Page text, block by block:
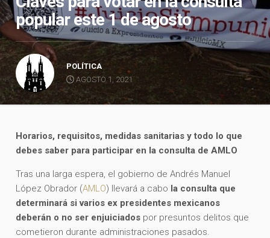
popular este 1 de agosto
POLÍTICA
AGOSTO 1, 2021
Horarios, requisitos, medidas sanitarias y todo lo que
debes saber para participar en la consulta de AMLO
Tras una larga espera, el gobierno de Andrés Manuel
López Obrador (AMLO) llevará a cabo la consulta que
determinará si varios ex presidentes mexicanos
deberán o no ser enjuiciados por presuntos delitos que
cometieron durante administraciones pasados.